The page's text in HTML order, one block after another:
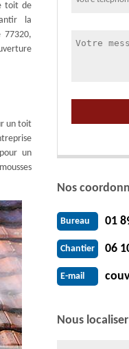
toit de
la
un toit
un
Nos
Bureau 01
Chantier 06
E-mail
Nous localiser